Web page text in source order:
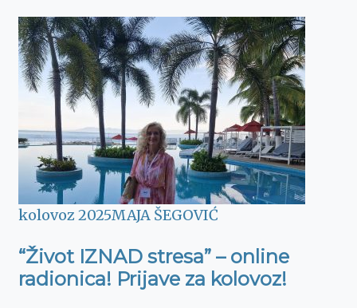
kolovoz 2025MAJA ŠEGOVIĆ
“Život IZNAD stresa” – online
radionica! Prijave za kolovoz!